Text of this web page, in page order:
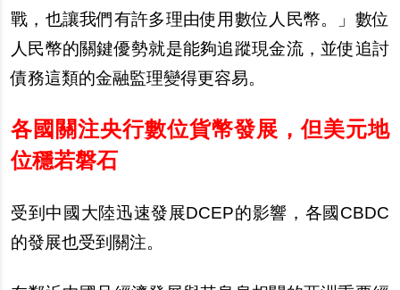
戰，也讓我們有許多理由使用數位人民幣。」數位
人民幣的關鍵優勢就是能夠追蹤現金流，並使追討
債務這類的金融監理變得更容易。
各國關注央行數位貨幣發展，但美元地
位穩若磐石
受到中國大陸迅速發展DCEP的影響，各國CBDC
的發展也受到關注。